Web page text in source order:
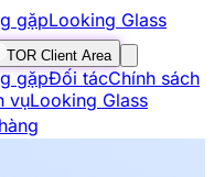
gặpLooking Glass
TOR Client Area
gặpĐối tácChính sách
vụLooking Glass